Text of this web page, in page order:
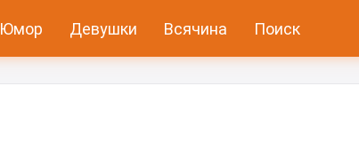
Юмор Девушки Всячина Поиск